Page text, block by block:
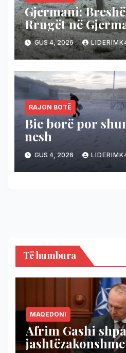
Gjermani:
Rrugët në
temperaturat
gradë
GUS 4, 2026
RAJON BOTË
Bie borë por
nesh
GUS 4, 2026
Të humbura
MAQEDONI
Afrim Gashi